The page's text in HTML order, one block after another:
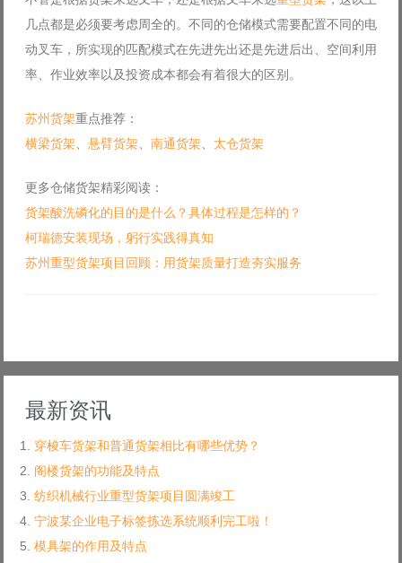
几点都是必须要考虑周全的。不同的仓储模式需要配置不同的电
动叉车，所实现的匹配模式在先进先出还是先进后出、空间利用
率、作业效率以及投资成本都会有着很大的区别。
苏州货架重点推荐：
横梁货架
悬臂货架 南通货架 太仓货架
更多仓储货架精彩阅读：
货架酸洗磷化的目的是什么？具体过程是怎样的？
柯瑞德安装现场，躬行实践得真知
苏州重型货架项目回顾：用货架质量打造夯实服务
最新资讯
穿梭车货架和普通货架相比有哪些优势？
阁楼货架的功能及特点
纺织机械行业重型货架项目圆满竣工
宁波某企业电子标签拣选系统顺利完工啦！
模具架的作用及特点